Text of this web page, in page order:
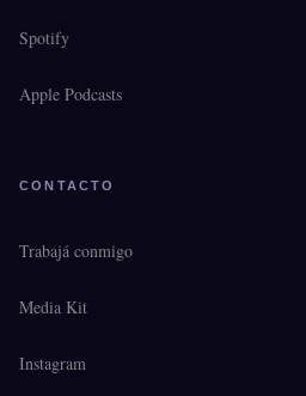
Spotify
Apple Podcasts
CONTACTO
Trabajá conmigo
Media Kit
Instagram